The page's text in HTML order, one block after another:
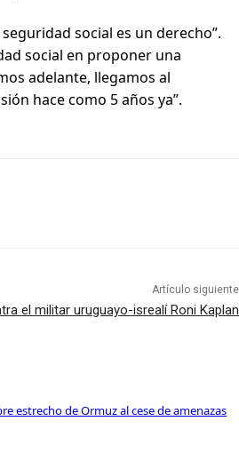
social es un derecho”.
social en proponer una
adelante, llegamos al
hace como 5 años ya”.
Artículo siguiente
el militar uruguayo-isrealí Roni Kaplan
estrecho de Ormuz al cese de amenazas